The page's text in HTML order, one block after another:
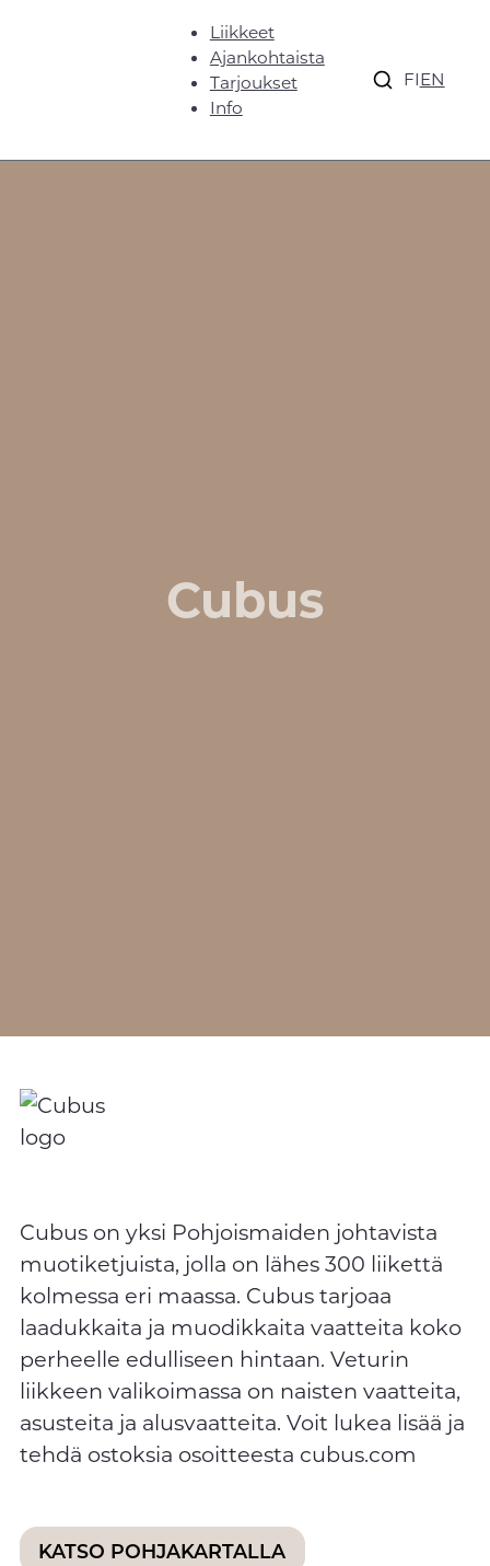
Liikkeet
Ajankohtaista
Tarjoukset
Info
FIEN
Cubus
Cubus on yksi Pohjoismaiden johtavista
muotiketjuista, jolla on lähes 300 liikettä
kolmessa eri maassa. Cubus tarjoaa
laadukkaita ja muodikkaita vaatteita koko
perheelle edulliseen hintaan. Veturin
liikkeen valikoimassa on naisten vaatteita,
asusteita ja alusvaatteita. Voit lukea lisää ja
tehdä ostoksia osoitteesta cubus.com
KATSO POHJAKARTALLA